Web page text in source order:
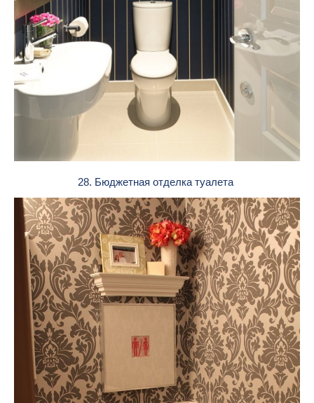
28. Бюджетная отделка туалета